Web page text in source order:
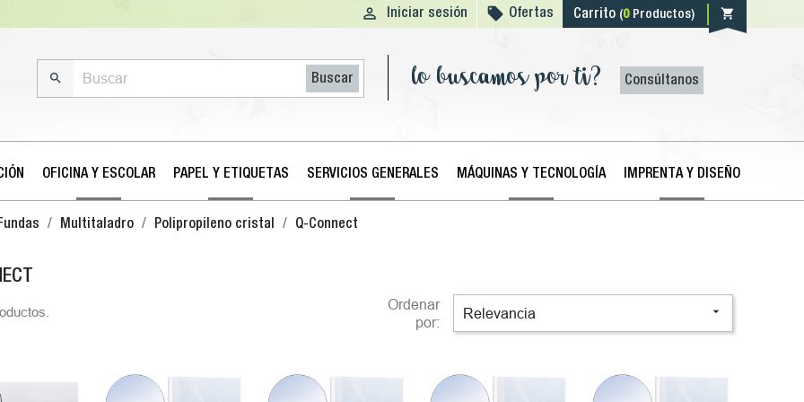
 Iniciar sesión  Ofertas Carrito (0Productos) shopping_cart
 Buscar lo buscamos por ti? Consúltanos
OFICINA Y ESCOLAR PAPEL Y ETIQUETAS SERVICIOS GENERALES MÁQUINAS Y TECNOLOGÍA IMPRENTA Y DISEÑO
Multitaladro Polipropileno cristal Q-Connect
Ordenar
por:
Relevancia 